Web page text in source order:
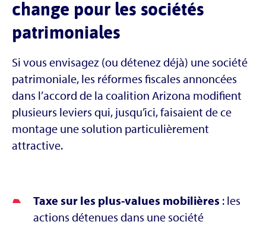
change pour les sociétés
patrimoniales
Si vous envisagez (ou détenez déjà) une société
patrimoniale, les réformes fiscales annoncées
dans l’accord de la coalition Arizona modifient
plusieurs leviers qui, jusqu’ici, faisaient de ce
montage une solution particulièrement
attractive.
Taxe sur les plus-values mobilières : les
actions détenues dans une société